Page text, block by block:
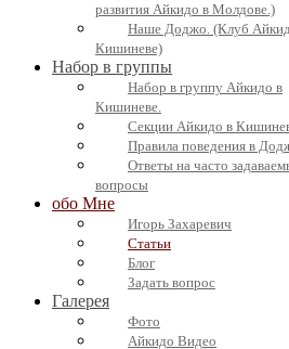
развития Айкидо в Молдове.)
Наше Доджо. (Клуб
Кишиневе)
Набор в группы
Набор в группу Айкидо в
Кишиневе.
Секции Айкидо в
Правила поведения в
Ответы на часто
вопросы
обо Мне
Игорь Захаревич
Статьи
Блог
Задать вопрос
Галерея
Фото
Айкидо Видео